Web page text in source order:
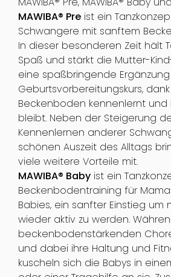
MAWIBA® Preist ein
Schwangere mit sanftem
In dieser besonderen Zeit hält
Spaß und stärkt die Mutter-
eine spaßbringende Ergänzung
Geburtsvorbereitungskurs,
Beckenboden kennenlernt und
bleibt. Neben der Steigerung
Kennenlernen anderer
schönen Auszeit des Alltags
viele weitere Vorteile mit.
MAWIBA® Babyist ein
Beckenbodentraining für
Babies, ein sanfter Einstieg
wieder aktiv zu werden.
beckenbodenstärkenden
und dabei ihre Haltung und
kuscheln sich die Babys in